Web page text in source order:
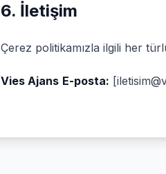
6. İletişim
Çerez politikamızla ilgili her
Vies Ajans E-posta: